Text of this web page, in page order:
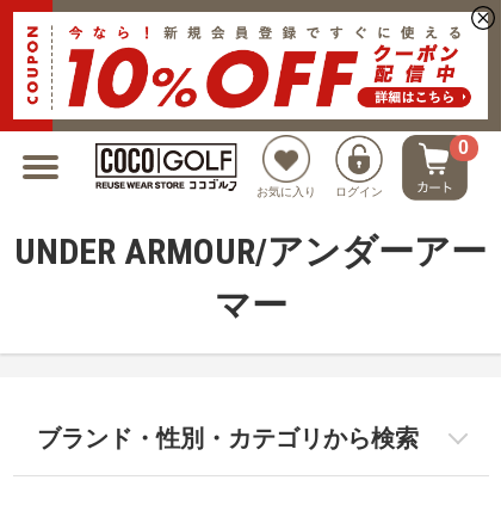
お気に入り ログイン
0
新規会員登録でクーポンプレゼント
UNDER ARMOUR/アンダーアー
マー
ブランド・性別・カテゴリから検索